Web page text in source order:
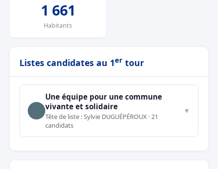
1 661
Habitants
Listes candidates au 1er tour
Une équipe pour une commune
vivante et solidaire
Tête de liste : Sylvie DUGUÉPÉROUX · 21
candidats
▼